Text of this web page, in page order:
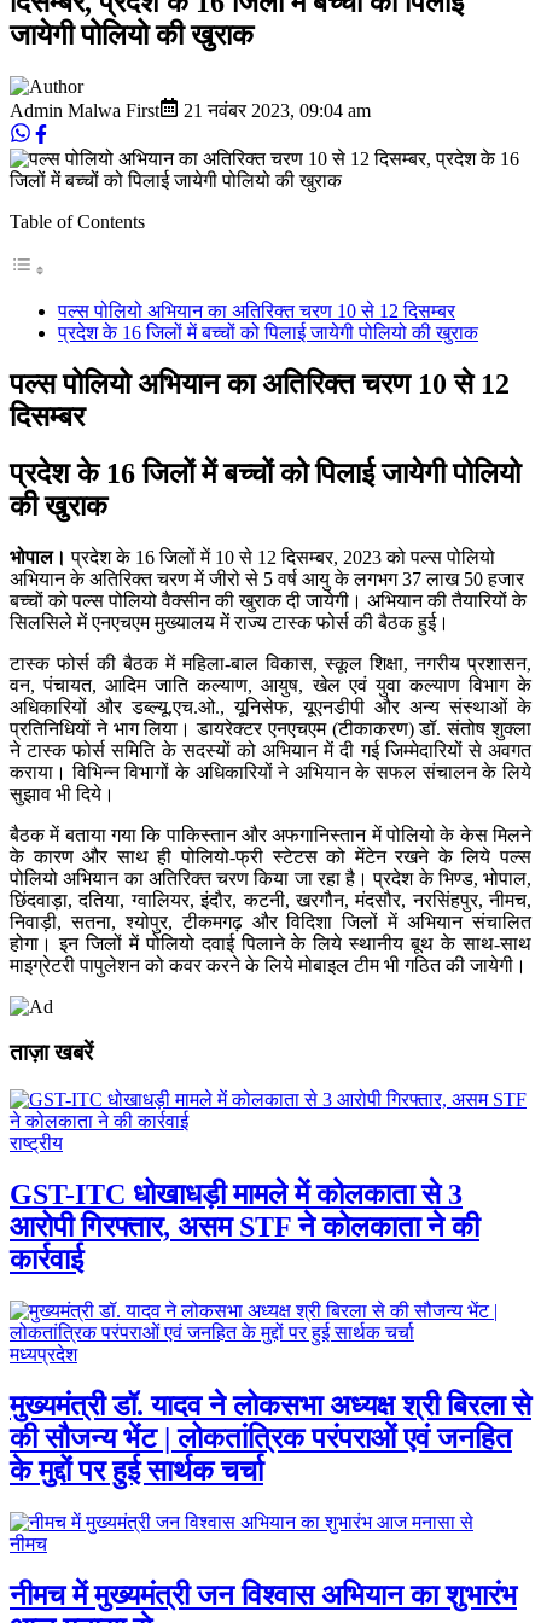
जायेगी पोलियो की खुराक
Admin Malwa First 21 नवंबर 2023, 09:04 am
Table of Contents
पल्स पोलियो अभियान का अतिरिक्त चरण 10 से 12 दिसम्बर
प्रदेश के 16 जिलों में बच्चों को पिलाई जायेगी पोलियो की खुराक
पल्स पोलियो अभियान का अतिरिक्त चरण 10 से 12
दिसम्बर
प्रदेश के 16 जिलों में बच्चों को पिलाई जायेगी पोलियो
की खुराक
भोपाल। प्रदेश के 16 जिलों में 10 से 12 दिसम्बर, 2023 को पल्स पोलियो
अभियान के अतिरिक्त चरण में जीरो से 5 वर्ष आयु के लगभग 37 लाख 50 हजार
बच्चों को पल्स पोलियो वैक्सीन की खुराक दी जायेगी। अभियान की तैयारियों के
सिलसिले में एनएचएम मुख्यालय में राज्य टास्क फोर्स की बैठक हुई।
टास्क फोर्स की बैठक में महिला-बाल विकास, स्कूल शिक्षा, नगरीय प्रशासन,
वन, पंचायत, आदिम जाति कल्याण, आयुष, खेल एवं युवा कल्याण विभाग के
अधिकारियों और डब्ल्यू.एच.ओ., यूनिसेफ, यूएनडीपी और अन्य संस्थाओं के
प्रतिनिधियों ने भाग लिया। डायरेक्टर एनएचएम (टीकाकरण) डॉ. संतोष शुक्ला
ने टास्क फोर्स समिति के सदस्यों को अभियान में दी गई जिम्मेदारियों से अवगत
कराया। विभिन्न विभागों के अधिकारियों ने अभियान के सफल संचालन के लिये
सुझाव भी दिये।
बैठक में बताया गया कि पाकिस्तान और अफगानिस्तान में पोलियो के केस मिलने
के कारण और साथ ही पोलियो-फ्री स्टेटस को मेंटेन रखने के लिये पल्स
पोलियो अभियान का अतिरिक्त चरण किया जा रहा है। प्रदेश के भिण्ड, भोपाल,
छिंदवाड़ा, दतिया, ग्वालियर, इंदौर, कटनी, खरगौन, मंदसौर, नरसिंहपुर, नीमच,
निवाड़ी, सतना, श्योपुर, टीकमगढ़ और विदिशा जिलों में अभियान संचालित
होगा। इन जिलों में पोलियो दवाई पिलाने के लिये स्थानीय बूथ के साथ-साथ
माइग्रेटरी पापुलेशन को कवर करने के लिये मोबाइल टीम भी गठित की जायेगी।
ताज़ा खबरें
राष्ट्रीय
GST-ITC धोखाधड़ी मामले में कोलकाता से 3
आरोपी गिरफ्तार, असम STF ने कोलकाता ने की
कार्रवाई
मध्यप्रदेश
मुख्यमंत्री डॉ. यादव ने लोकसभा अध्यक्ष श्री बिरला से
की सौजन्य भेंट | लोकतांत्रिक परंपराओं एवं जनहित
के मुद्दों पर हुई सार्थक चर्चा
नीमच
नीमच में मुख्यमंत्री जन विश्वास अभियान का शुभारंभ